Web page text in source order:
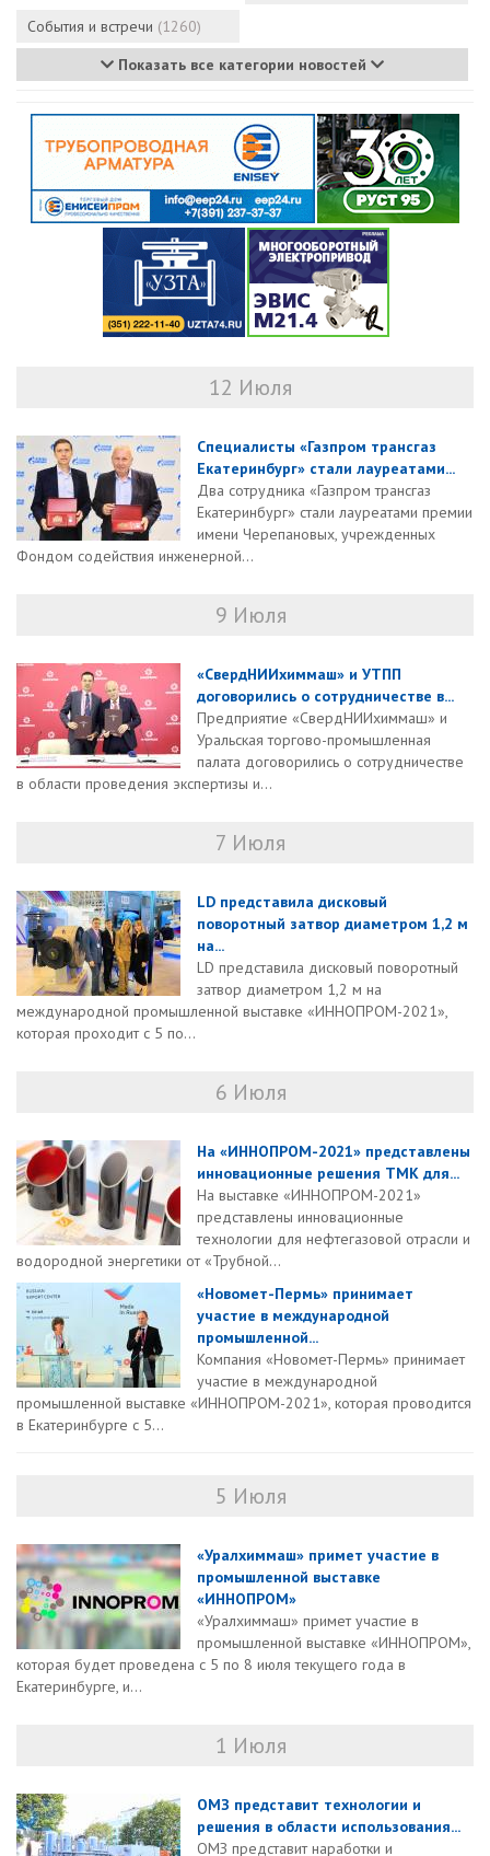
События и встречи (1260)
Показать все категории новостей
12 Июля
Специалисты «Газпром трансгаз
Екатеринбург» стали лауреатами...
Два сотрудника «Газпром трансгаз
Екатеринбург» стали лауреатами премии
имени Черепановых, учрежденных
Фондом содействия инженерной...
9 Июля
«СвердНИИхиммаш» и УТПП
договорились о сотрудничестве в...
Предприятие «СвердНИИхиммаш» и
Уральская торгово-промышленная
палата договорились о сотрудничестве
в области проведения экспертизы и...
7 Июля
LD представила дисковый
поворотный затвор диаметром 1,2 м
на...
LD представила дисковый поворотный
затвор диаметром 1,2 м на
международной промышленной выставке «ИННОПРОМ-2021»,
которая проходит с 5 по...
6 Июля
На «ИННОПРОМ-2021» представлены
инновационные решения ТМК для...
На выставке «ИННОПРОМ-2021»
представлены инновационные
технологии для нефтегазовой отрасли и
водородной энергетики от «Трубной...
«Новомет-Пермь» принимает
участие в международной
промышленной...
Компания «Новомет-Пермь» принимает
участие в международной
промышленной выставке «ИННОПРОМ-2021», которая проводится
в Екатеринбурге с 5...
5 Июля
«Уралхиммаш» примет участие в
промышленной выставке
«ИННОПРОМ»
«Уралхиммаш» примет участие в
промышленной выставке «ИННОПРОМ»,
которая будет проведена с 5 по 8 июля текущего года в
Екатеринбурге, и...
1 Июля
ОМЗ представит технологии и
решения в области использования...
ОМЗ представит наработки и